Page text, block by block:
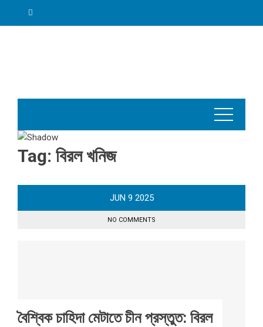
Tag: বিরল খনিজ
JUN 9 2025
NO COMMENTS
বৈশ্বিক চাহিদা মেটাতে চীন প্রস্তুত: বিরল